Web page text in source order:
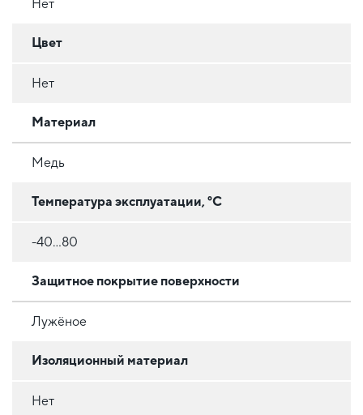
Нет
Цвет
Нет
Материал
Медь
Температура эксплуатации, °C
-40...80
Защитное покрытие поверхности
Лужёное
Изоляционный материал
Нет